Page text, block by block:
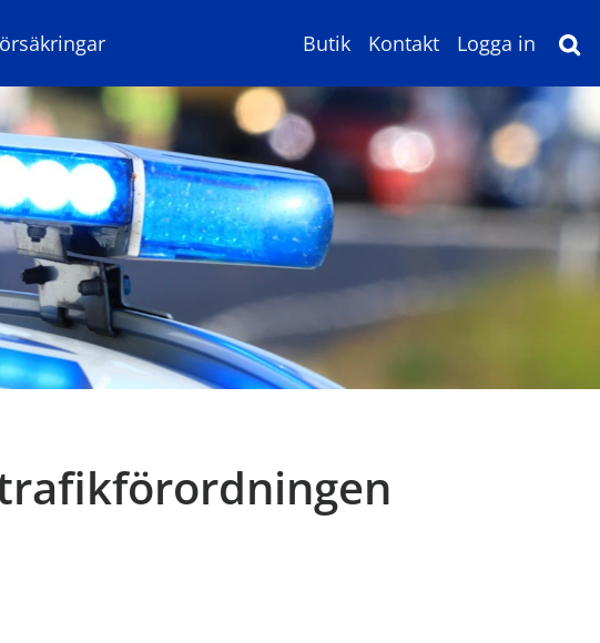
Butik Kontakt Logga in